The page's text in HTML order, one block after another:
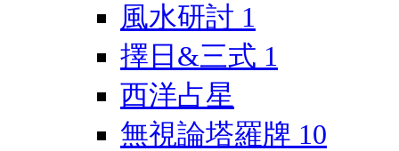
風水研討 1
擇日&三式 1
西洋占星
無視論塔羅牌 10